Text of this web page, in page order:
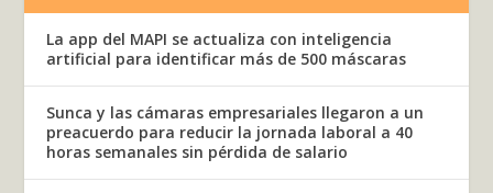
La app del MAPI se actualiza con inteligencia
artificial para identificar más de 500 máscaras
Sunca y las cámaras empresariales llegaron a un
preacuerdo para reducir la jornada laboral a 40
horas semanales sin pérdida de salario